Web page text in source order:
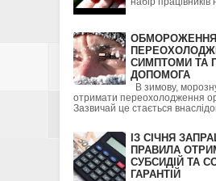
СИМПТОМИ ТА
ДОПОМОГА
В зимову,
отримати переохолодження
Зазвичай це стається внаслідок
ІЗ СІЧНЯ
ПРАВИЛА
СУБСИДІЙ ТА
ГАРАНТІЙ